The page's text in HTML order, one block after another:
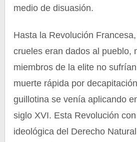
medio de disuasión.
Hasta la Revolución
crueles eran dados al pueblo,
miembros de la elite no
muerte rápida por
guillotina se venía aplicando
siglo XVI. Esta Revolución
ideológica del Derecho